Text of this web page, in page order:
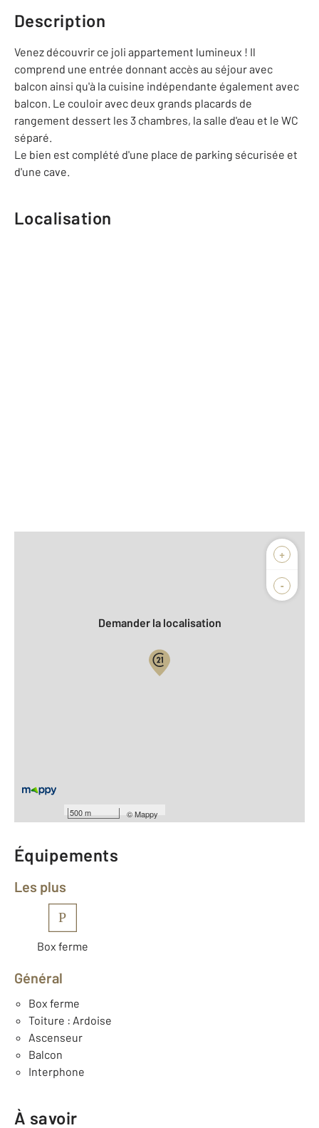
Description
Venez découvrir ce joli appartement lumineux ! Il
comprend une entrée donnant accès au séjour avec
balcon ainsi qu'à la cuisine indépendante également avec
balcon. Le couloir avec deux grands placards de
rangement dessert les 3 chambres, la salle d'eau et le WC
séparé.
Le bien est complété d'une place de parking sécurisée et
d'une cave.
Localisation
+
-
500 m ©Mappy
Demander la localisation
Type de construction : Traditionnelle
Année construction : 1968
Équipements
Les plus
P
Box ferme
Général
Box ferme
Toiture : Ardoise
Ascenseur
Balcon
Interphone
À savoir